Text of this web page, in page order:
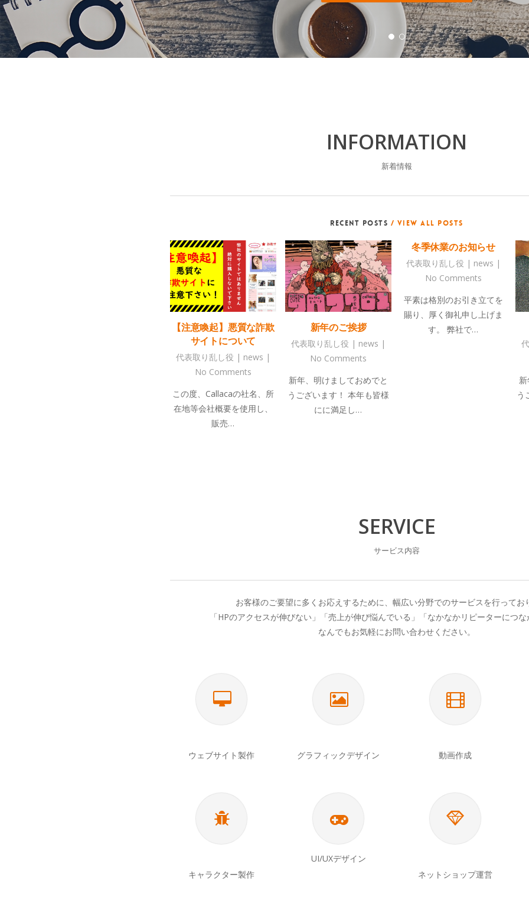
INFORMATION
新着情報
RECENT POSTS / VIEW ALL POSTS
【注意喚起】悪質な詐欺
サイトについて
代表取り乱し役 | news |
No Comments
この度、Callacaの社名、所
在地等会社概要を使用し、
販売…
新年のご挨拶
代表取り乱し役 | news |
No Comments
新年、明けましておめでと
うございます！ 本年も皆様
にに満足し…
冬季休業のお知らせ
代表取り乱し役 | news |
No Comments
平素は格別のお引き立てを
賜り、厚く御礼申し上げま
す。 弊社で…
う
SERVICE
サービス内容
お客様のご要望に多くお応えするために、幅広い分野でのサービスを行ってお
「HPのアクセスが伸びない」「売上が伸び悩んでいる」「なかなかリピーターにつ
なんでもお気軽にお問い合わせください。
ウェブサイト製作 グラフィックデザイン 動画作成
キャラクター製作
UI/UXデザイン
ネットショップ運営